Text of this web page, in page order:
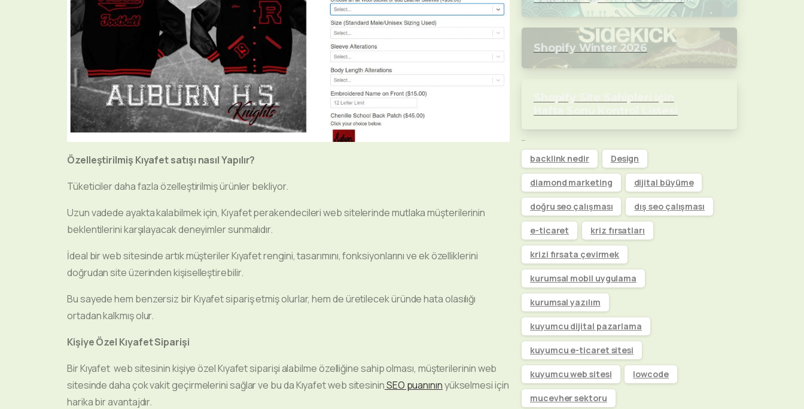
Özelleştirilmiş Kıyafet satışı nasıl Yapılır?
Tüketiciler daha fazla özelleştirilmiş ürünler bekliyor.
Uzun vadede ayakta kalabilmek için, Kıyafet perakendecileri web sitelerinde mutlaka müşterilerinin
beklentilerini karşılayacak deneyimler sunmalıdır.
İdeal bir web sitesinde artık müşteriler Kıyafet rengini, tasarımını, fonksiyonlarını ve ek özelliklerini
doğrudan site üzerinden kişiselleştirebilir.
Bu sayede hem benzersiz bir Kıyafet sipariş etmiş olurlar, hem de üretilecek üründe hata olasılığı
ortadan kalkmış olur.
Kişiye Özel KıyafetSiparişi
Bir Kıyafet web sitesinin kişiye özel Kıyafet siparişi alabilme özelliğine sahip olması, müşterilerinin web
sitesinde daha çok vakit geçirmelerini sağlar ve bu da Kıyafet web sitesininSEO puanınınyükselmesi için
harika bir avantajdır.
Dünyasını Nasıl Değiştirecek?
Shopify Winter 2026
backlink nedir Design
diamond marketing dijital büyüme
doğru seo çalışması dış seo çalışması
e-ticaret kriz fırsatları
krizi fırsata çevirmek
kurumsal mobil uygulama
kurumsal yazılım
kuyumcu dijital pazarlama
kuyumcu e-ticaret sitesi
kuyumcu web sitesi lowcode
mucevher sektoru